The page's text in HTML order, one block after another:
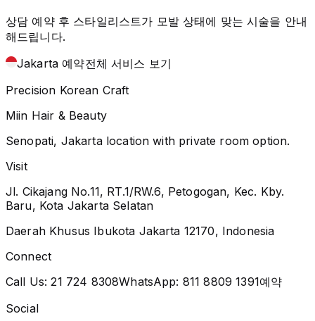
상담 예약 후 스타일리스트가 모발 상태에 맞는 시술을 안내
해드립니다.
Jakarta 예약전체 서비스 보기
Precision Korean Craft
Miin Hair & Beauty
Senopati, Jakarta location with private room option.
Visit
Jl. Cikajang No.11, RT.1/RW.6, Petogogan, Kec. Kby.
Baru, Kota Jakarta Selatan
Daerah Khusus Ibukota Jakarta 12170, Indonesia
Connect
Call Us:21 724 8308WhatsApp: 811 8809 1391예약
Social